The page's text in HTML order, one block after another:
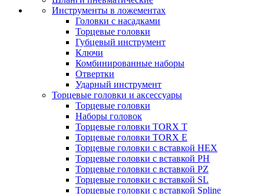
Инструменты в ложементах
Головки с насадками
Торцевые головки
Губцевый инструмент
Ключи
Комбинированные наборы
Отвертки
Ударный инструмент
Торцевые головки и аксессуары
Торцевые головки
Наборы головок
Торцевые головки TORX T
Торцевые головки TORX Е
Торцевые головки с вставкой HEX
Торцевые головки с вставкой PH
Торцевые головки с вставкой PZ
Торцевые головки с вставкой SL
Торцевые головки с вставкой Spline